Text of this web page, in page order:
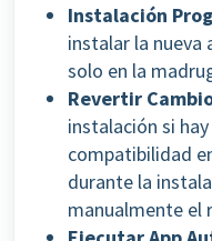
Instalación
instalar la nueva
solo en la
Revertir
instalación si
compatibilidad
durante la
manualmente el